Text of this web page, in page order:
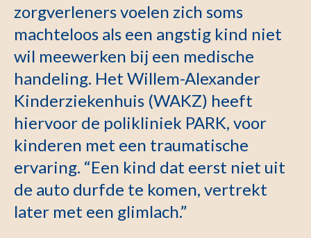
zorgverleners voelen zich soms
machteloos als een angstig kind niet
wil meewerken bij een medische
handeling. Het Willem-Alexander
Kinderziekenhuis (WAKZ) heeft
hiervoor de polikliniek PARK, voor
kinderen met een traumatische
ervaring. “Een kind dat eerst niet uit
de auto durfde te komen, vertrekt
later met een glimlach.”